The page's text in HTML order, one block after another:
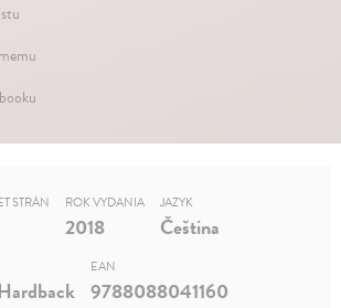
STRÁN ROK VYDANIA
2018
JAZYK
Čeština
EAN
9788088041160